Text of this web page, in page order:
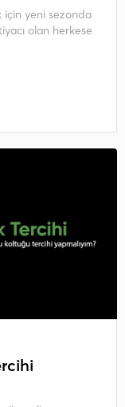
için yeni sezonda
olan herkese